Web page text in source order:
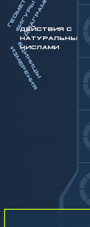
Р
И
Ы
ДЕЙСТВИЯ С
НАТУРАЛЬНЫМИ
ЧИСЛАМИ
Е
Д
И
Н
И
Ц
Ы
И
З
М
Е
Р
Е
Н
И
Я